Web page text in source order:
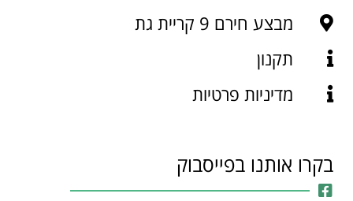
מבצע חירם 9 קריית גת
תקנון
מדיניות פרטיות
בקרו אותנו בפייסבוק